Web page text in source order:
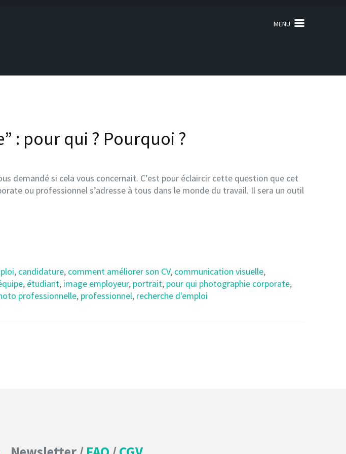
MENU
: pour qui ? Pourquoi ?
demandé si cela vous concernait. C’est pour éclaircir cette question que cet
ou professionnel s’adresse à tous dans le monde du travail. Il sera un outil
, candidature, comment améliorer son CV, communication visuelle,
, étudiant, image employeur, portrait, pour qui photographie corporate,
professionnelle, professionnel, recherche d'emploi